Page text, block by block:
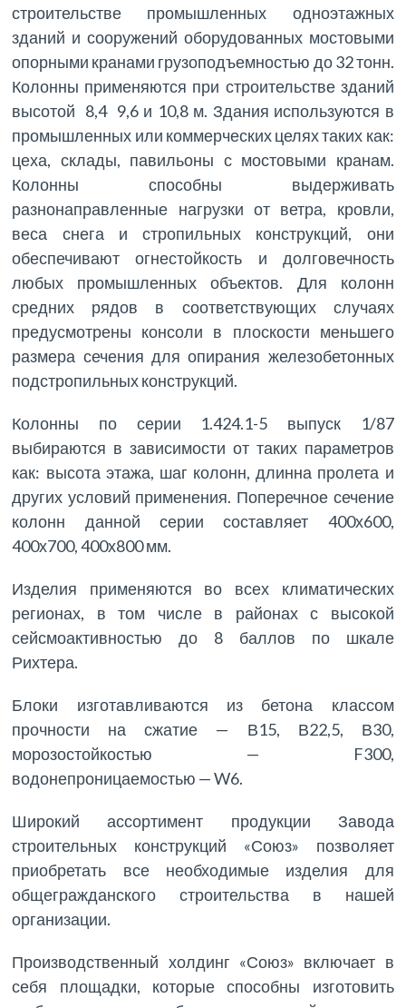
строительстве промышленных одноэтажных
зданий и сооружений оборудованных мостовыми
опорными кранами грузоподъемностью до 32 тонн.
Колонны применяются при строительстве зданий
высотой 8,4 9,6 и 10,8 м. Здания используются в
промышленных или коммерческих целях таких как:
цеха, склады, павильоны с мостовыми кранам.
Колонны способны выдерживать
разнонаправленные нагрузки от ветра, кровли,
веса снега и стропильных конструкций, они
обеспечивают огнестойкость и долговечность
любых промышленных объектов. Для колонн
средних рядов в соответствующих случаях
предусмотрены консоли в плоскости меньшего
размера сечения для опирания железобетонных
подстропильных конструкций.
Колонны по серии 1.424.1-5 выпуск 1/87
выбираются в зависимости от таких параметров
как: высота этажа, шаг колонн, длинна пролета и
других условий применения. Поперечное сечение
колонн данной серии составляет 400х600,
400х700, 400х800 мм.
Изделия применяются во всех климатических
регионах, в том числе в районах с высокой
сейсмоактивностью до 8 баллов по шкале
Рихтера.
Блоки изготавливаются из бетона классом
прочности на сжатие — В15, В22,5, В30,
морозостойкостью — F300,
водонепроницаемостью — W6.
Широкий ассортимент продукции Завода
строительных конструкций «Союз» позволяет
приобретать все необходимые изделия для
общегражданского строительства в нашей
организации.
Производственный холдинг «Союз» включает в
себя площадки, которые способны изготовить